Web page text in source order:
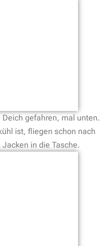
gefahren, mal unten.
ist, fliegen schon nach
in die Tasche.